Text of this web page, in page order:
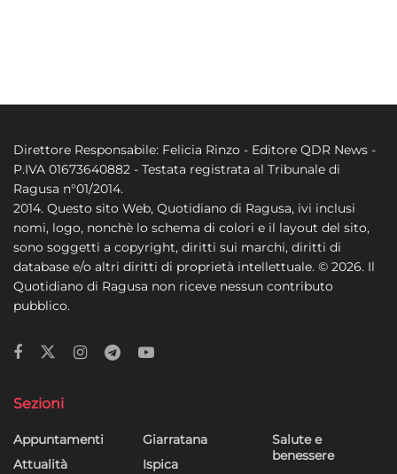
Direttore Responsabile: Felicia Rinzo - Editore QDR News -
P.IVA 01673640882 - Testata registrata al Tribunale di
Ragusa n°01/2014.
2014. Questo sito Web, Quotidiano di Ragusa, ivi inclusi
nomi, logo, nonchè lo schema di colori e il layout del sito,
sono soggetti a copyright, diritti sui marchi, diritti di
database e/o altri diritti di proprietà intellettuale. © 2026. Il
Quotidiano di Ragusa non riceve nessun contributo
pubblico.
Sezioni
Appuntamenti
Attualità
Giarratana
Ispica
Salute e
benessere